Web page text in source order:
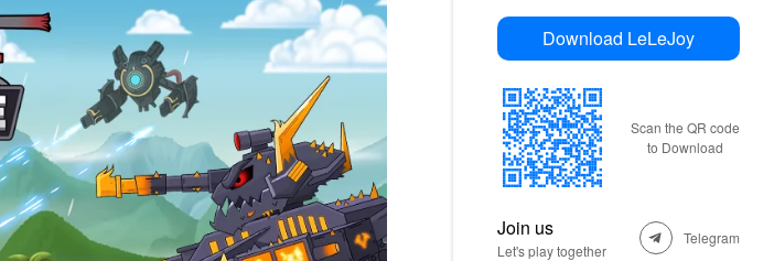
Download LeLeJoy
Scan the QR code
to Download
Join us
Let's play together
Telegram